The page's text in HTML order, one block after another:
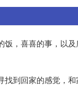
饭，喜喜的事，以
找到回家的感觉，